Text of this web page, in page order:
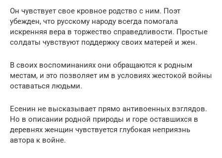
Он чувствует свое кровное родство с ним. Поэт
убежден, что русскому народу всегда помогала
искренняя вера в торжество справедливости. Простые
солдаты чувствуют поддержку своих матерей и жен.
В своих воспоминаниях они обращаются к родным
местам, и это позволяет им в условиях жестокой войны
оставаться людьми.
Есенин не высказывает прямо антивоенных взглядов.
Но в описании родной природы и горе оставшихся в
деревнях женщин чувствуется глубокая неприязнь
автора к войне.